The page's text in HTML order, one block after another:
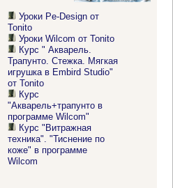
Уроки Pe-Design от
Tonito
Уроки Wilcom от Tonito
Курс " Акварель.
Трапунто. Стежка. Мягкая
игрушка в Embird Studio"
от Tonito
Курс
"Акварель+трапунто в
программе Wilcom"
Курс "Витражная
техника". "Тиснение по
коже" в программе
Wilcom